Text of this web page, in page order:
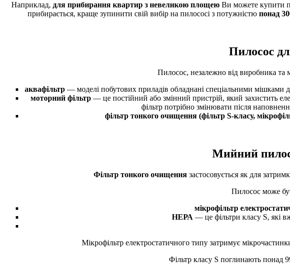
Наприклад, для прибирання квартир з невеликою площеюВи можете купити
прибирається, краще зупинити свій вибір на пилососі з потужністю понад
Пилосос
Пилосос, незалежно від виробника та
аквафільтр — моделі побутових приладів обладнані спеціальними мішками
моторний фільтр — це постійний або змінний пристрій, який захистить
фільтр потрібно змінювати після
фільтр тонкого очищення (фільтр S-класу,
Мийний
Фільтр тонкого очищеннязастосовується як для
Пилосос може
мікрофільтр
НЕРА — це фільтри класу S, які
Мікрофільтр електростатичного типу затримує
Фільтр класу S поглинають понад